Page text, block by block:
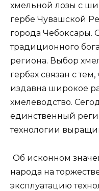
хмельной лозы с
гербе Чувашской
города Чебоксары.
традиционного
региона. Выбор
гербах связан с
издавна широкое
хмелеводство.
единственный
технологии
Об исконном
народа на
эксплуатацию